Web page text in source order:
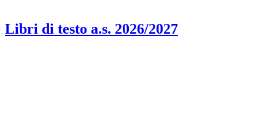
Libri di testo a.s. 2026/2027